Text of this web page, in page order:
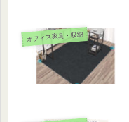
オフィス家具・収納